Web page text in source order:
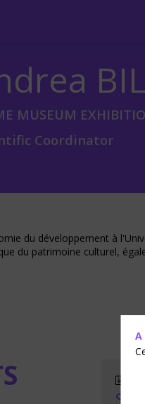
MUSEUM
Coordinator
du développement à
du patrimoine culturel,
A